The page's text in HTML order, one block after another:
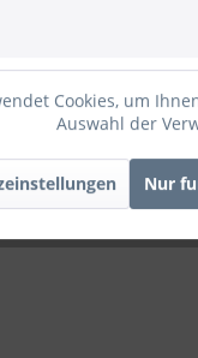
Cookies, um
Auswahl der
Nur